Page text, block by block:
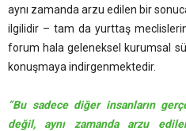
aynı zamanda arzu edilen bir
ilgilidir – tam da yurttaş
forum hala geleneksel kurumsal
konuşmaya indirgenmektedir.
“Bu sadece diğer insanların
değil, aynı zamanda arzu